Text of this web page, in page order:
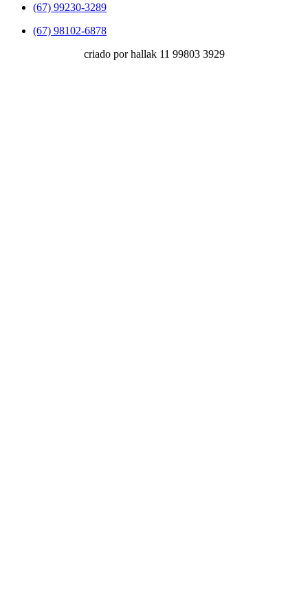
(67) 99230-3289
(67) 98102-6878
criado por hallak 11 99803 3929